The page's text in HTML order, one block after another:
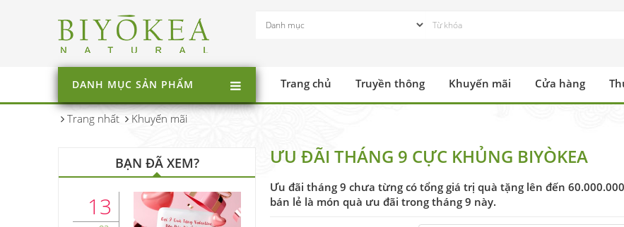
DANH MỤC SẢN PHẨM Trang chủ Truyền thông Khuyến mãi Cửa hàng
Trang nhất Khuyến mãi
ƯU ĐÃI THÁNG 9 CỰC KHỦNG BIYÒKEA
Ưu đãi tháng 9 chưa từng có tổng giá trị quà tặng lên đến
bán lẻ là món quà ưu đãi trong tháng 9 này.
BẠN ĐÃ XEM?
13